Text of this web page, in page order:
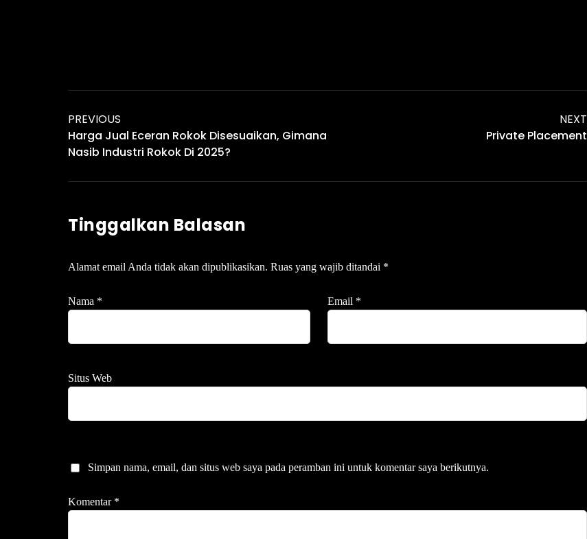
PREVIOUS
Harga Jual Eceran Rokok Disesuaikan, Gimana
Nasib Industri Rokok Di 2025?
NEXT
Private Placement
Tinggalkan Balasan
Alamat email Anda tidak akan dipublikasikan. Ruas yang wajib ditandai *
Nama * Email *
Situs Web
Simpan nama, email, dan situs web saya pada peramban ini untuk komentar saya berikutnya.
Komentar *